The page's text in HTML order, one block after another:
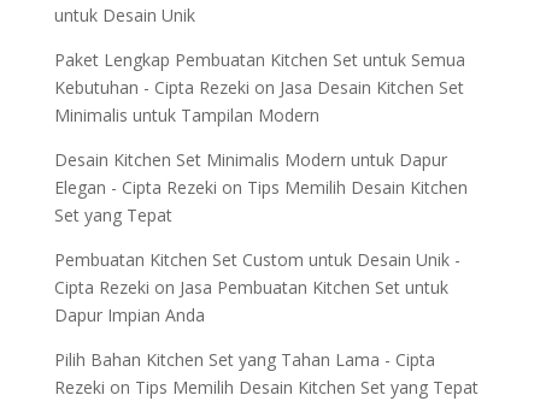
untuk Desain Unik
Paket Lengkap Pembuatan Kitchen Set untuk Semua
Kebutuhan - Cipta Rezeki on Jasa Desain Kitchen Set
Minimalis untuk Tampilan Modern
Desain Kitchen Set Minimalis Modern untuk Dapur
Elegan - Cipta Rezeki on Tips Memilih Desain Kitchen
Set yang Tepat
Pembuatan Kitchen Set Custom untuk Desain Unik -
Cipta Rezeki on Jasa Pembuatan Kitchen Set untuk
Dapur Impian Anda
Pilih Bahan Kitchen Set yang Tahan Lama - Cipta
Rezeki on Tips Memilih Desain Kitchen Set yang Tepat